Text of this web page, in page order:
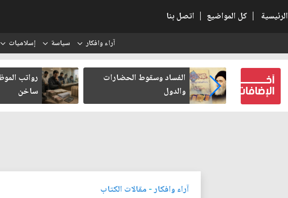
الرئيسية | كل المواضيع | اتصل بنا
آراء وافكار سياسة إسلاميات
كتب لنفسه
الفساد وسقوط الحضارات
والدول
رواتب
ساخن
آراء وافكار- مقالات الكتاب